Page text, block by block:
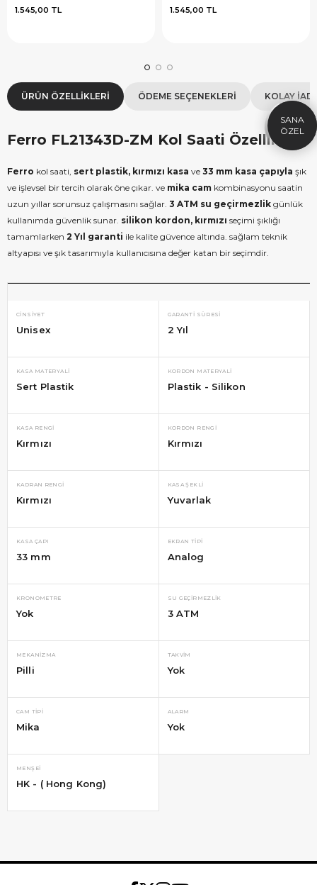
1.545,00 TL 1.545,00 TL
ÜRÜN ÖZELLIKLERI ÖDEME SEÇENEKLERI KOLAY
Ferro FL21343D-ZM Kol Saati Özellikleri
Ferro kol saati, sert plastik, kırmızı kasa ve 33 mm kasa çapıyla şık
ve işlevsel bir tercih olarak öne çıkar. ve mika cam kombinasyonu saatin
uzun yıllar sorunsuz çalışmasını sağlar. 3 ATM su geçirmezlik günlük
kullanımda güvenlik sunar. silikon kordon, kırmızı seçimi şıklığı
tamamlarken 2 Yıl garanti ile kalite güvence altında. sağlam teknik
altyapısı ve şık tasarımıyla kullanıcısına değer katan bir seçimdir.
CINSIYET
Unisex
GARANTI SÜRESI
2 Yıl
KASA MATERYALI
Sert Plastik
KORDON MATERYALI
Plastik - Silikon
KASA RENGI
Kırmızı
KORDON RENGI
Kırmızı
KADRAN RENGI
Kırmızı
KASA ŞEKLI
Yuvarlak
KASA ÇAPI
33 mm
EKRAN TIPI
Analog
KRONOMETRE
Yok
SU GEÇIRMEZLIK
3 ATM
MEKANIZMA
Pilli
TAKVIM
Yok
CAM TIPI
Mika
ALARM
Yok
MENŞEI
HK - ( Hong Kong)
HEDIYE
ÇEKI
9.999 TL üzeri alışverişe özel
KOPYALA